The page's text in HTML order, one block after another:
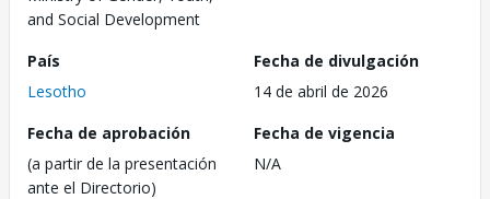
and Social Development
País
Lesotho
Fecha de divulgación
14 de abril de 2026
Fecha de aprobación
(a partir de la presentación
ante el Directorio)
Fecha de vigencia
N/A